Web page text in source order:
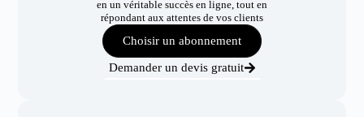
en un véritable succès en ligne, tout en
répondant aux attentes de vos clients
Choisir un abonnement
Demander un devis gratuit